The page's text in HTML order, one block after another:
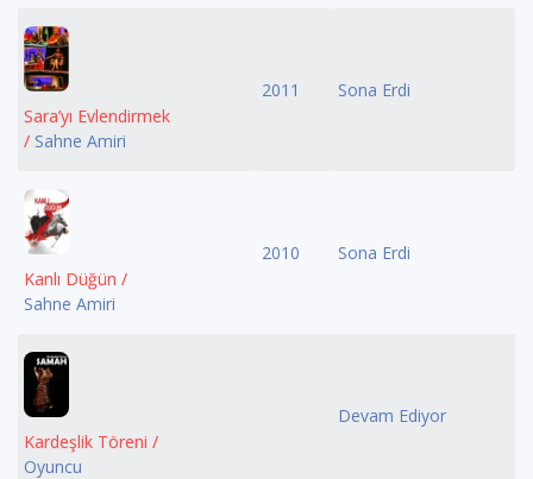
Sara’yı Evlendirmek
/ Sahne Amiri
2011 Sona Erdi
Kanlı Düğün /
Sahne Amiri
2010 Sona Erdi
Kardeşlik Töreni /
Oyuncu
Devam Ediyor